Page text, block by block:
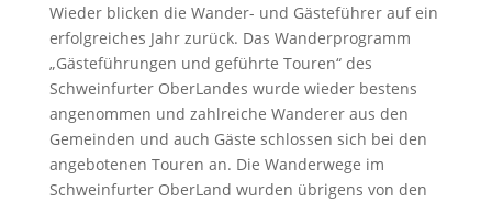
Wieder blicken die Wander- und Gästeführer auf ein
erfolgreiches Jahr zurück. Das Wanderprogramm
„Gästeführungen und geführte Touren“ des
Schweinfurter OberLandes wurde wieder bestens
angenommen und zahlreiche Wanderer aus den
Gemeinden und auch Gäste schlossen sich bei den
angebotenen Touren an. Die Wanderwege im
Schweinfurter OberLand wurden übrigens von den